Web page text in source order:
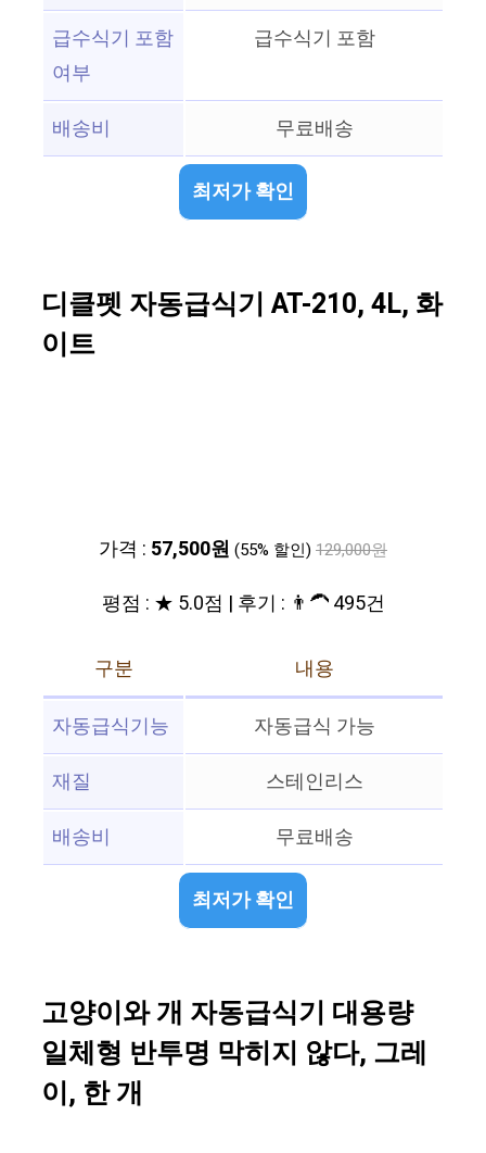
급수식기 포함
여부
급수식기 포함
배송비 무료배송
최저가 확인
디클펫 자동급식기 AT-210, 4L, 화
이트
가격 : 57,500원 (55% 할인) 129,000원
평점 : ★ 5.0점 | 후기 : 👨‍🦱 495건
구분
내용
자동급식기능
자동급식 가능
재질
스테인리스
배송비
무료배송
최저가 확인
고양이와 개 자동급식기 대용량
일체형 반투명 막히지 않다, 그레
이, 한 개